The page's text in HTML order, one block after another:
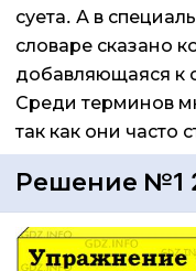
суета. А в
словаре сказано
добавляющаяся к
Среди терминов
так как они часто
Решение №1